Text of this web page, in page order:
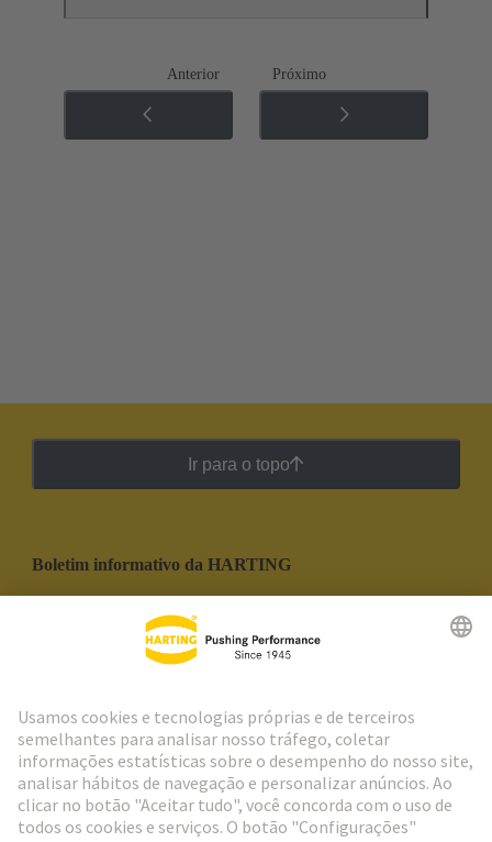
Anterior Próximo
Ir para o topo
Boletim informativo da HARTING
Social Media